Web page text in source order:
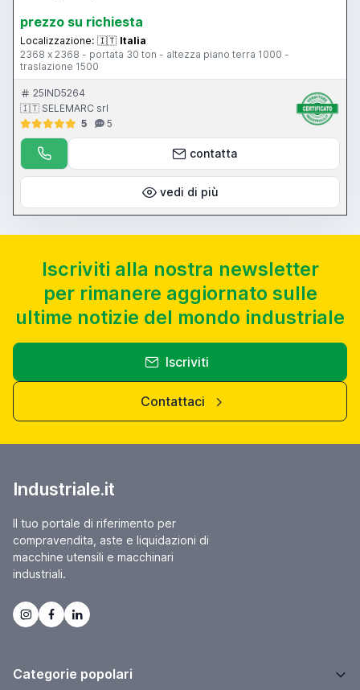
prezzo su richiesta
Localizzazione: 🇮🇹 Italia
2368 x 2368 - portata 30 ton - altezza piano terra 1000 -
traslazione 1500
25IND5264
🇮🇹 SELEMARC srl
5
5
contatta
vedi di più
Iscriviti alla nostra newsletter
per rimanere aggiornato sulle
ultime notizie del mondo industriale
Iscriviti
Contattaci
Industriale.it
Il tuo portale di riferimento per
compravendita, aste e liquidazioni di
macchine utensili e macchinari
industriali.
Categorie popolari